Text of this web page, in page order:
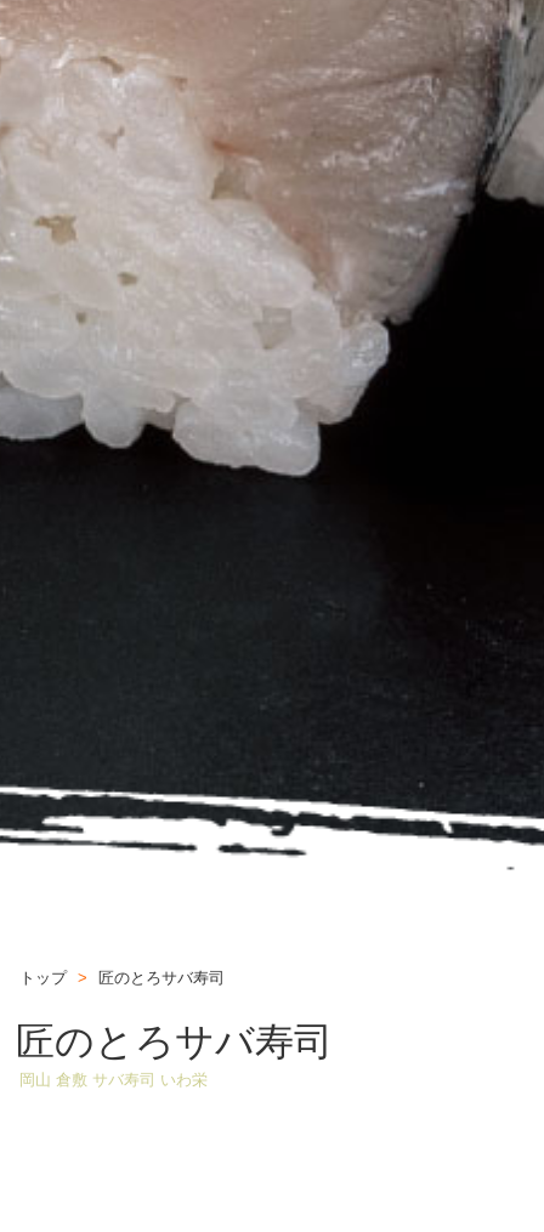
トップ > 匠のとろサバ寿司
匠のとろサバ寿司
岡山 倉敷 サバ寿司 いわ栄